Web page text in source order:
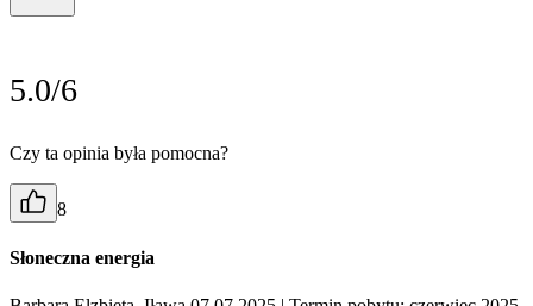
5.0/6
Czy ta opinia była pomocna?
8
Słoneczna energia